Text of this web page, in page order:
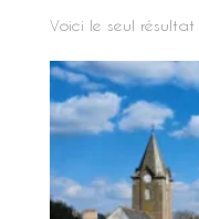
Voici le seul résultat